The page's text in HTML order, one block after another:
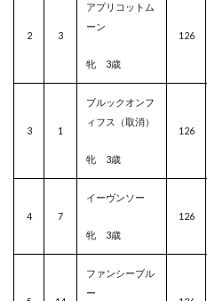
2 3
アプリコットム
ーン
牝 3歳
126
3 1
ブルックオンフ
ィフス（取消）
牝 3歳
126
4 7
イーヴンソー
牝 3歳
126
ファンシーブル
ー